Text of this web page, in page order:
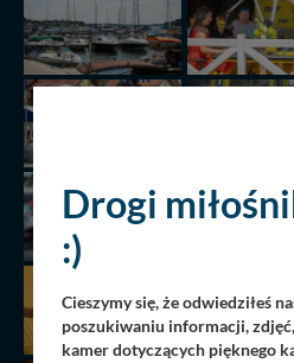
Drogi
:)
Cieszymy się, że odwiedziłeś
poszukiwaniu informacji,
kamer dotyczących pięknego